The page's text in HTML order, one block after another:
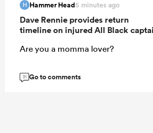
H Hammer Head5 minutes ago
Dave Rennie provides return
timeline on injured All Black
Are you a momma lover?
31 Go to comments